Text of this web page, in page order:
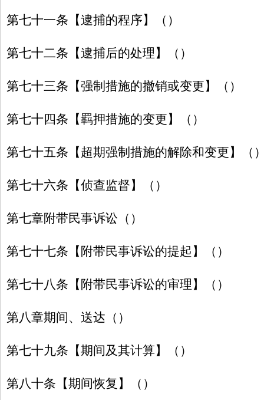
第七十一条【逮捕的程序】（）
第七十二条【逮捕后的处理】（）
第七十三条【强制措施的撤销或变更】（）
第七十四条【羁押措施的变更】（）
第七十五条【超期强制措施的解除和变更】（
第七十六条【侦查监督】（）
第七章附带民事诉讼（）
第七十七条【附带民事诉讼的提起】（）
第七十八条【附带民事诉讼的审理】（）
第八章期间、送达（）
第七十九条【期间及其计算】（）
第八十条【期间恢复】（）